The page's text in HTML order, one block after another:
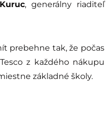
, generálny riaditeľ
prebehne tak, že počas
z každého nákupu
základné školy.